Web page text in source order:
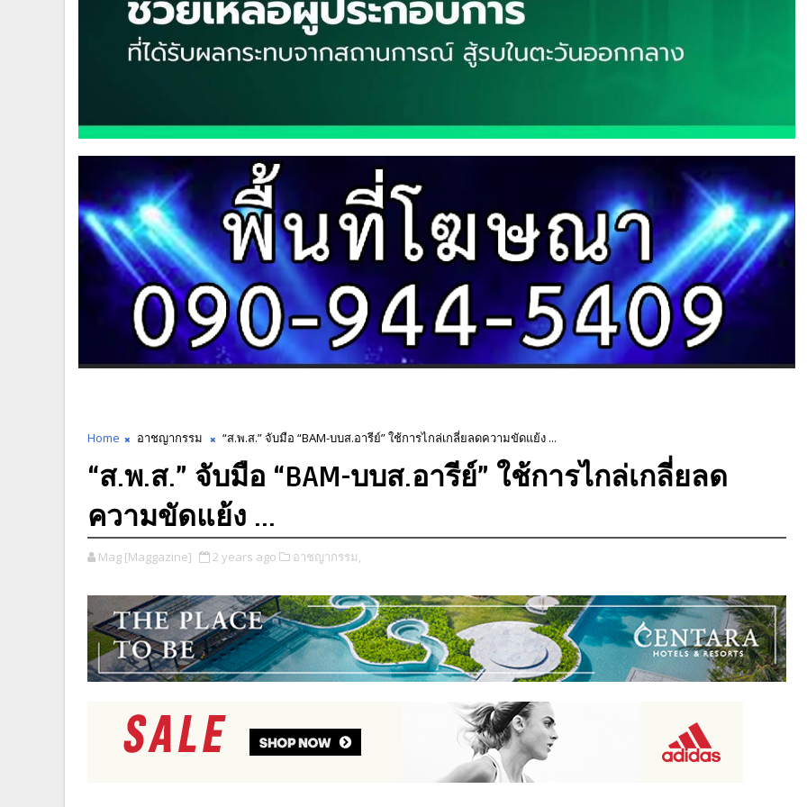
Home อาชญากรรม “ส.พ.ส.” จับมือ “BAM-บบส.อารีย์” ใช้การไกล่เกลี่ยลดความขัดแย้ง ...
“ส.พ.ส.” จับมือ “BAM-บบส.อารีย์” ใช้การไกล่เกลี่ยลด
ความขัดแย้ง ...
Mag [Maggazine] 2 years ago อาชญากรรม,